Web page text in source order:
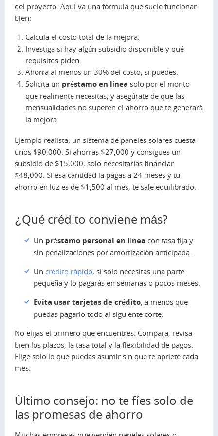
del proyecto. Aquí va una fórmula que suele funcionar
bien:
Calcula el costo total de la mejora.
Investiga si hay algún subsidio disponible y qué
requisitos piden.
Ahorra al menos un 30% del costo, si puedes.
Solicita un préstamo en línea solo por el monto
que realmente necesitas, y asegúrate de que las
mensualidades no superen el ahorro que te generará
la mejora.
Ejemplo realista: un sistema de paneles solares cuesta
unos $90,000. Si ahorras $27,000 y consigues un
subsidio de $15,000, solo necesitarías financiar
$48,000. Si esa cantidad la pagas a 24 meses y tu
ahorro en luz es de $1,500 al mes, te sale equilibrado.
¿Qué crédito conviene más?
Un préstamo personal en línea con tasa fija y
sin penalizaciones por amortización anticipada.
Un crédito rápido, si solo necesitas una parte
pequeña y lo pagarás en semanas o pocos meses.
Evita usar tarjetas de crédito, a menos que
puedas pagarlo todo al siguiente corte.
No elijas el primero que encuentres. Compara, revisa
bien los plazos, la tasa total y la flexibilidad de pagos.
Elige solo lo que puedas asumir sin que te apriete cada
mes.
Último consejo: no te fíes solo de
las promesas de ahorro